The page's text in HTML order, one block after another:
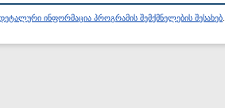
ინფორმაცია პროგრამის შემქმნელების შესახებ.